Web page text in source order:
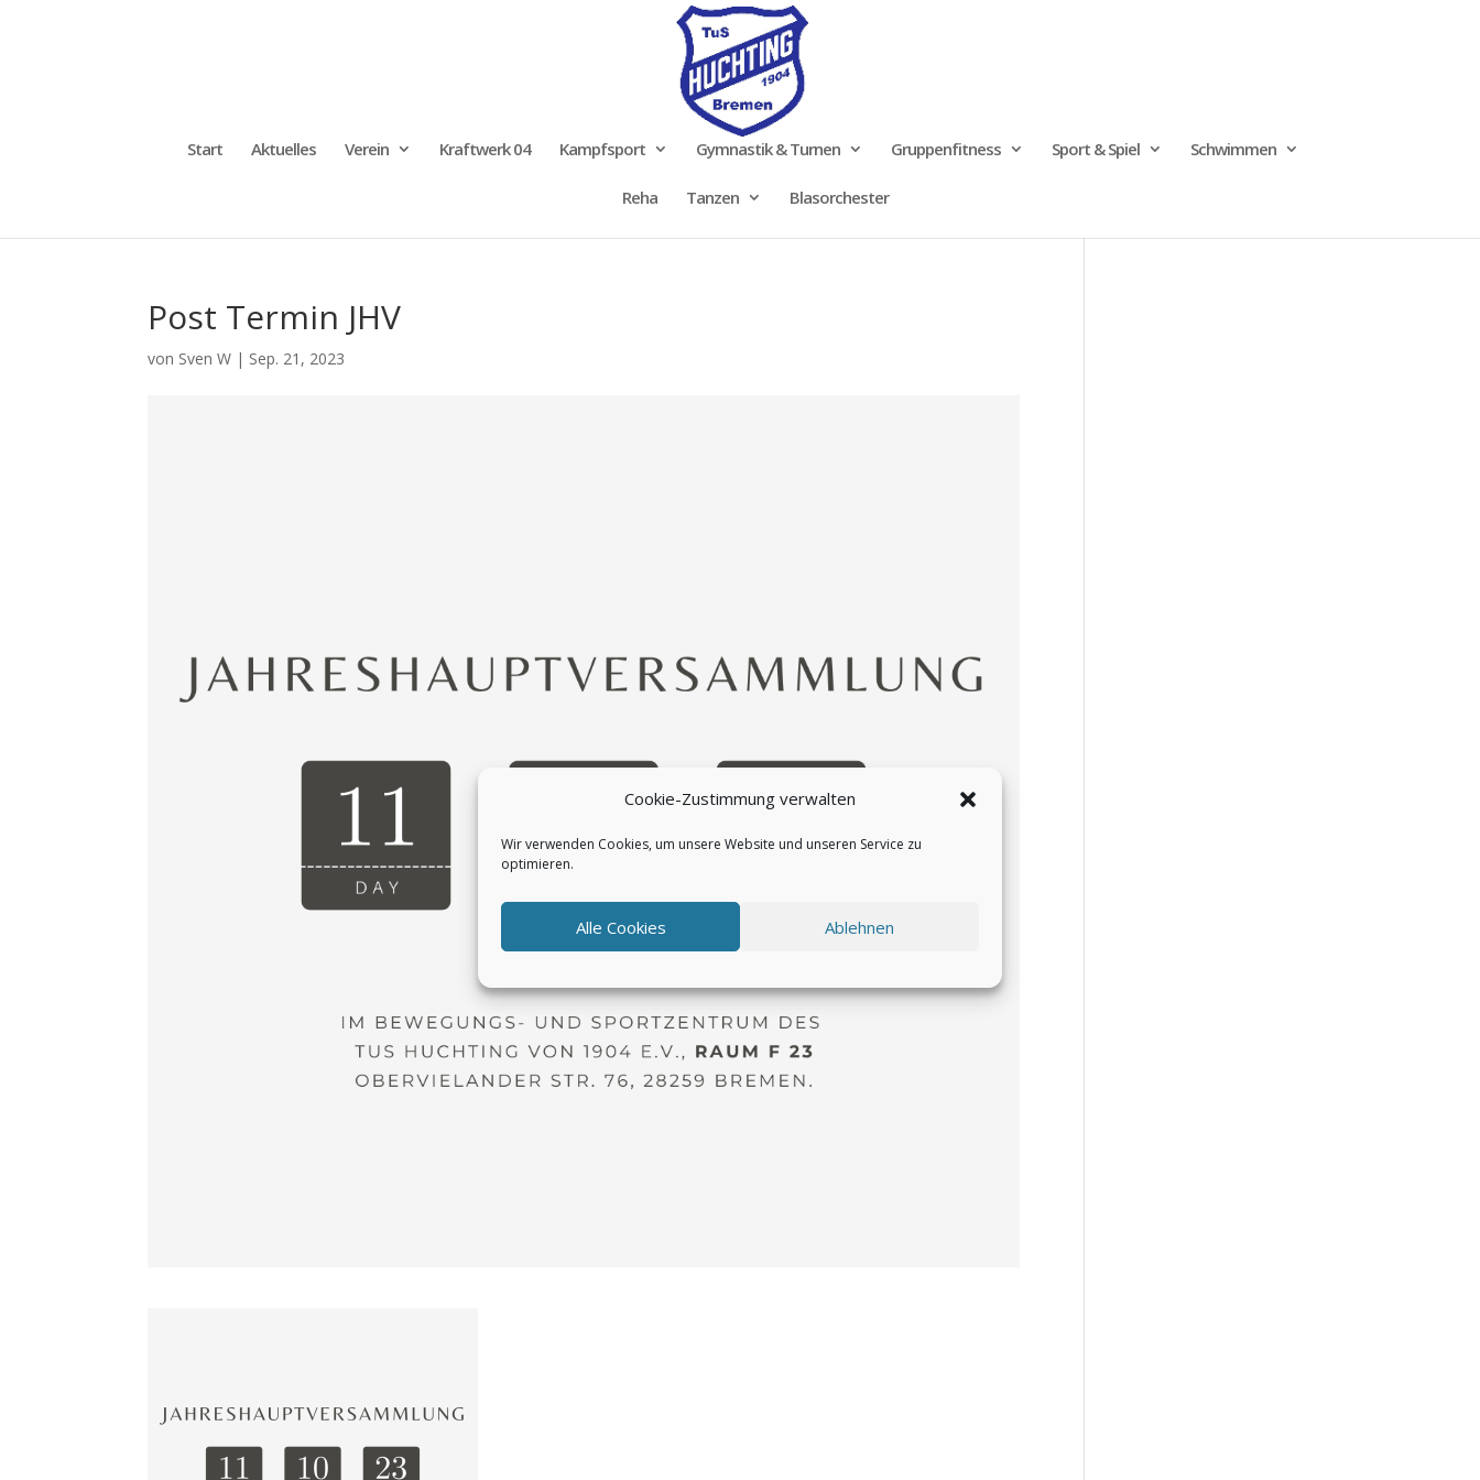
Cookie-Zustimmung verwalten
Wir verwenden Cookies, um unsere Website und unseren Service zu
optimieren.
Alle Cookies Ablehnen
Start Aktuelles Verein Kraftwerk 04 Kampfsport Gymnastik & Turnen Gruppenfitness Sport & Spiel Schwimmen
Reha Tanzen Blasorchester
Post Termin JHV
von Sven W | Sep. 21, 2023